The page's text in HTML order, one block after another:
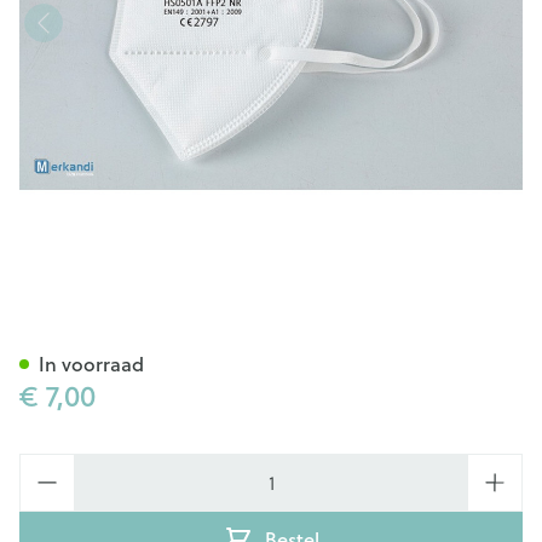
€ 7,00
In voorraad